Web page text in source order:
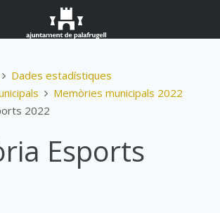
Dades estadístiques
Memòries municipals 2022
2022
Esports